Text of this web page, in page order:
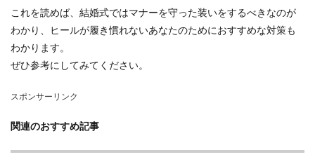
これを読めば、結婚式ではマナーを守った装いをするべきなのが
わかり、ヒールが履き慣れないあなたのためにおすすめな対策も
わかります。
ぜひ参考にしてみてください。
スポンサーリンク
関連のおすすめ記事